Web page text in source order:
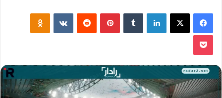
فيسبوك لينكدإن بينتيريست